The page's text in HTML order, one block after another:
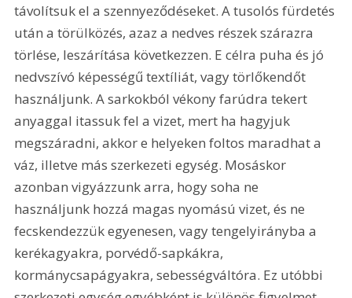
távolítsuk el a szennyeződéseket. A tusolós fürdetés
után a törülközés, azaz a nedves részek szárazra
törlése, leszárítása következzen. E célra puha és jó
nedvszívó képességű textíliát, vagy törlőkendőt
használjunk. A sarkokból vékony farúdra tekert
anyaggal itassuk fel a vizet, mert ha hagyjuk
megszáradni, akkor e helyeken foltos maradhat a
váz, illetve más szerkezeti egység. Mosáskor
azonban vigyázzunk arra, hogy soha ne
használjunk hozzá magas nyomású vizet, és ne
fecskendezzük egyenesen, vagy tengelyirányba a
kerékagyakra, porvédő-sapkákra,
kormánycsapágyakra, sebességváltóra. Ez utóbbi